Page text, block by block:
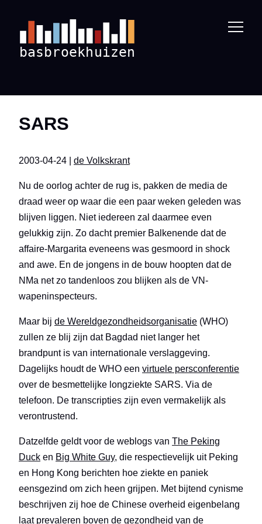
SARS
2003-04-24 | de Volkskrant
Nu de oorlog achter de rug is, pakken de media de
draad weer op waar die een paar weken geleden was
blijven liggen. Niet iedereen zal daarmee even
gelukkig zijn. Zo dacht premier Balkenende dat de
affaire-Margarita eveneens was gesmoord in shock
and awe. En de jongens in de bouw hoopten dat de
NMa net zo tandenloos zou blijken als de VN-
wapeninspecteurs.
Maar bij de Wereldgezondheidsorganisatie (WHO)
zullen ze blij zijn dat Bagdad niet langer het
brandpunt is van internationale verslaggeving.
Dagelijks houdt de WHO een virtuele persconferentie
over de besmettelijke longziekte SARS. Via de
telefoon. De transcripties zijn even vermakelijk als
verontrustend.
Datzelfde geldt voor de weblogs van The Peking
Duck en Big White Guy, die respectievelijk uit Peking
en Hong Kong berichten hoe ziekte en paniek
eensgezind om zich heen grijpen. Met bijtend cynisme
beschrijven zij hoe de Chinese overheid eigenbelang
laat prevaleren boven de gezondheid van de